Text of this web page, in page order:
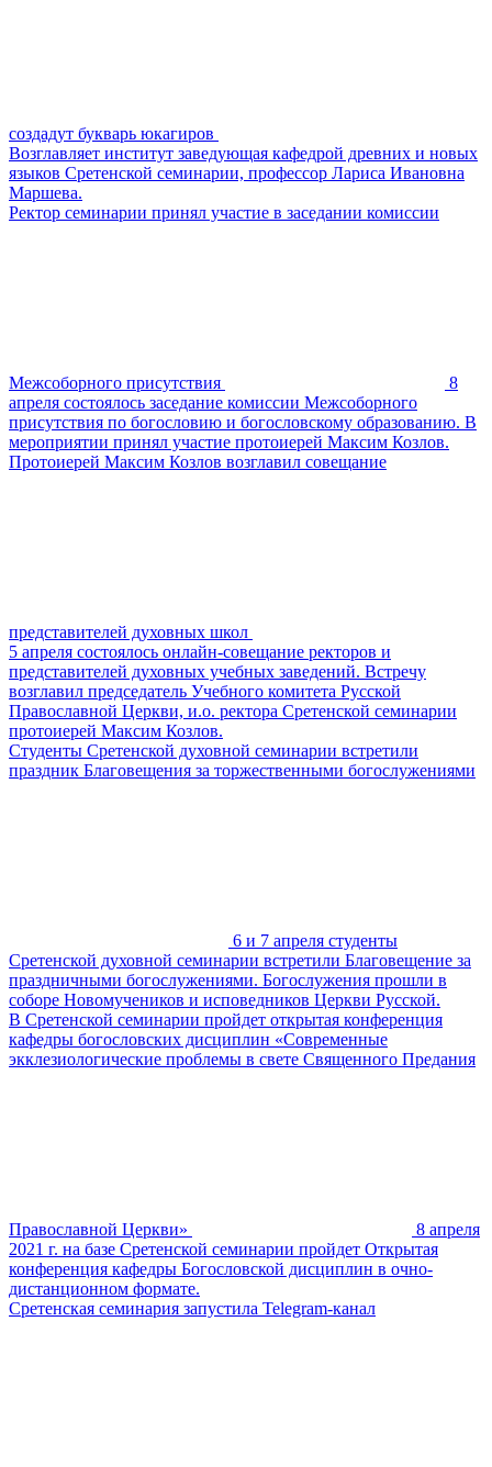
создадут букварь юкагиров
Возглавляет институт заведующая кафедрой древних и новых
языков Сретенской семинарии, профессор Лариса Ивановна
Маршева.
Ректор семинарии принял участие в заседании комиссии
Межсоборного присутствия
8
апреля состоялось заседание комиссии Межсоборного
присутствия по богословию и богословскому образованию. В
мероприятии принял участие протоиерей Максим Козлов.
Протоиерей Максим Козлов возглавил совещание
представителей духовных школ
5 апреля состоялось онлайн-совещание ректоров и
представителей духовных учебных заведений. Встречу
возглавил председатель Учебного комитета Русской
Православной Церкви, и.о. ректора Сретенской семинарии
протоиерей Максим Козлов.
Студенты Сретенской духовной семинарии встретили
праздник Благовещения за торжественными богослужениями
6 и 7 апреля студенты
Сретенской духовной семинарии встретили Благовещение за
праздничными богослужениями. Богослужения прошли в
соборе Но­во­му­че­ни­ков и ис­по­вед­ни­ков Церк­ви Рус­ской.
В Сретенской семинарии пройдет открытая конференция
кафедры богословских дисциплин «Современные
экклезиологические проблемы в свете Священного Предания
Православной Церкви»
8 апреля
2021 г. на базе Сретенской семинарии пройдет Открытая
конференция кафедры Богословской дисциплин в очно-
дистанционном формате.
Сретенская семинария запустила Telegram-канал